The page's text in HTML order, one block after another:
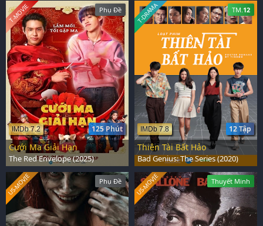
Phụ Đề
125 Phút
IMDb 7.2
T-MOVIE
Cưới Ma Giải Hạn
The Red Envelope (2025)
TM. 12
12 Tập
IMDb 7.8
T-DRAMA
Thiên Tài Bất Hảo
Bad Genius: The Series (2020)
Phụ Đề
US-MOVIE Thuyết Minh
US-MOVIE